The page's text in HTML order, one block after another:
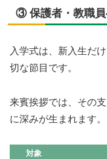
③ 保護者・教職
入学式は、新入生だ
切な節目です。
来賓挨拶では、その
に深みが生まれます。
対象